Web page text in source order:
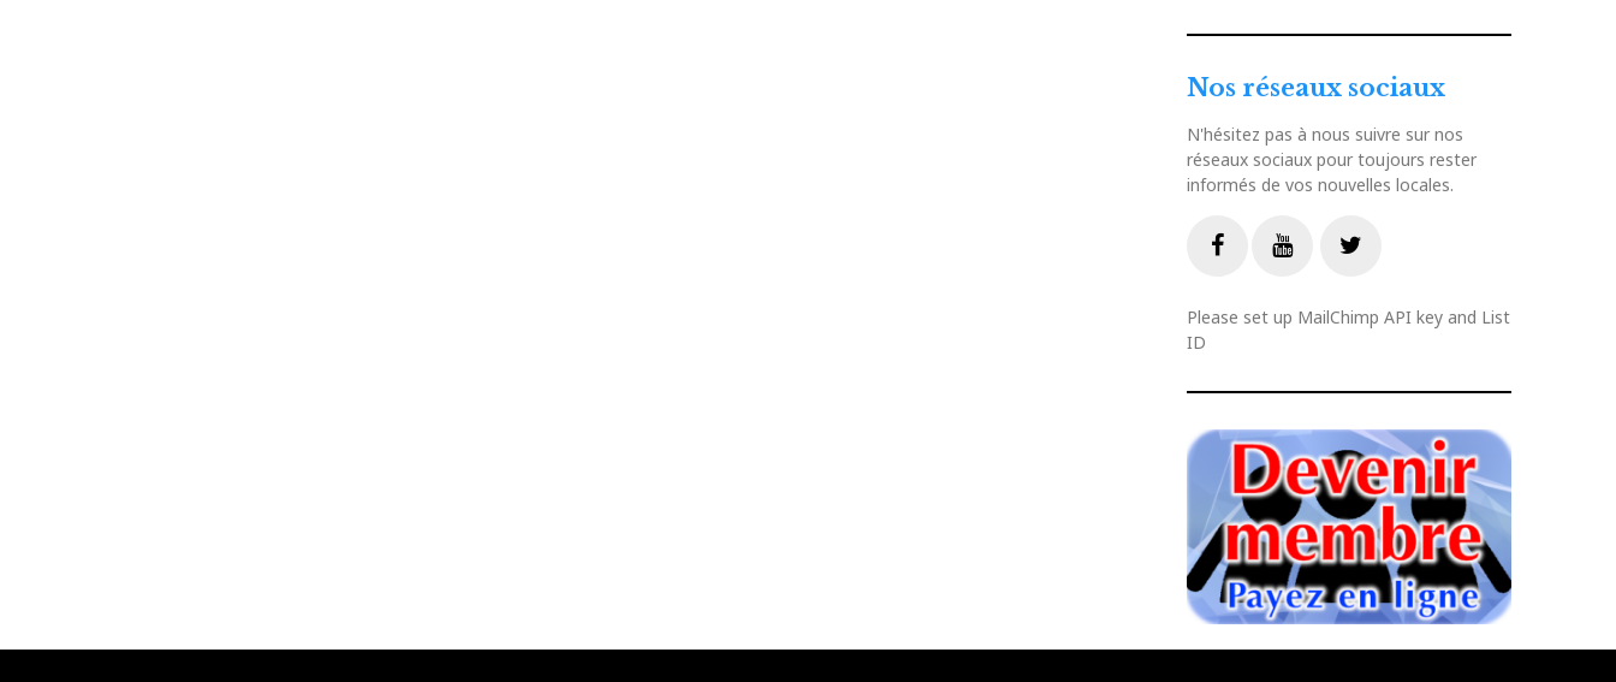
Nos réseaux sociaux
N'hésitez pas à nous suivre sur nos
réseaux sociaux pour toujours rester
informés de vos nouvelles locales.
Please set up MailChimp API key and List
ID